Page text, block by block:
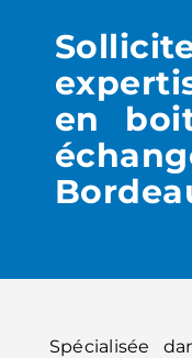
en
Spécialisée